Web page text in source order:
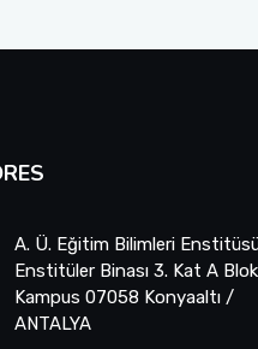
A. Ü. Eğitim Bilimleri
Enstitüler Binası 3. Kat A Blok
Kampus 07058 Konyaaltı /
ANTALYA